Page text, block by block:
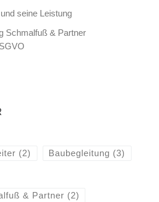
seine Leistung
Schmalfuß & Partner
(2) Baubegleitung (3)
& Partner (2)